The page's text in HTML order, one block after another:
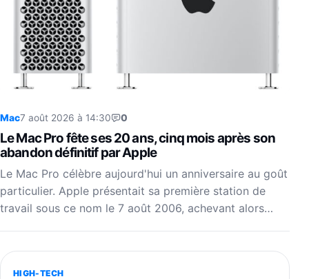
Mac7 août 2026 à 14:30 0
Le Mac Pro fête ses 20 ans, cinq mois après son
abandon définitif par Apple
Le Mac Pro célèbre aujourd'hui un anniversaire au goût
particulier. Apple présentait sa première station de
travail sous ce nom le 7 août 2006, achevant alors…
HIGH-TECH